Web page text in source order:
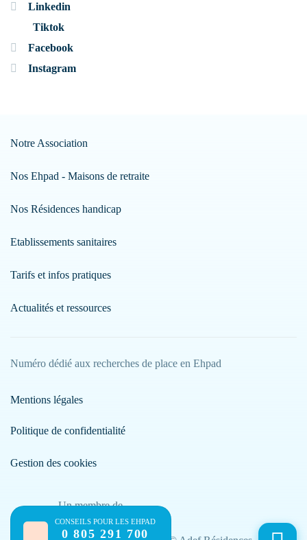
CONSEILS POUR LES EHPAD
0 805 291 700
Linkedin
Tiktok
Facebook
Instagram
Notre Association
Nos Ehpad - Maisons de retraite
Nos Résidences handicap
Etablissements sanitaires
Tarifs et infos pratiques
Actualités et ressources
Numéro dédié aux recherches de place en Ehpad
Mentions légales
Politique de confidentialité
Gestion des cookies
Un membre de